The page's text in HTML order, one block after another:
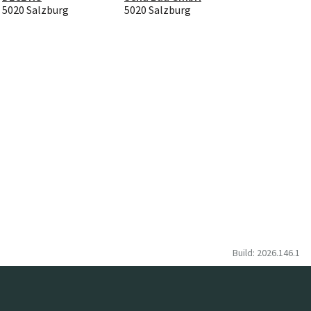
5020 Salzburg
5020 Salzburg
Build: 2026.146.1